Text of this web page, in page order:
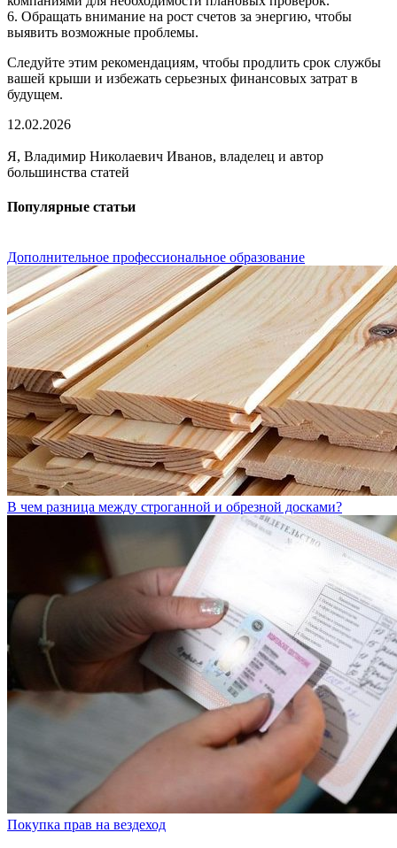
6. Обращать внимание на рост счетов за энергию, чтобы
выявить возможные проблемы.
Следуйте этим рекомендациям, чтобы продлить срок службы
вашей крыши и избежать серьезных финансовых затрат в
будущем.
12.02.2026
Я, Владимир Николаевич Иванов, владелец и автор
большинства статей
Популярные статьи
Дополнительное профессиональное образование
В чем разница между строганной и обрезной досками?
Покупка прав на вездеход